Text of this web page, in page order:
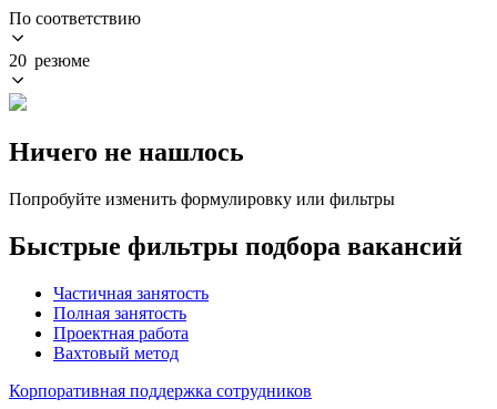
По соответствию
20 резюме
Ничего не нашлось
Попробуйте изменить формулировку или фильтры
Быстрые фильтры подбора вакансий
Частичная занятость
Полная занятость
Проектная работа
Вахтовый метод
Корпоративная поддержка сотрудников